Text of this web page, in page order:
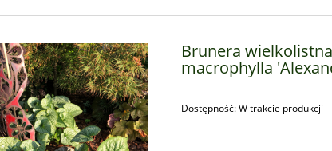
Brunera
macrophylla
Dostępność:W trakcie produkcji